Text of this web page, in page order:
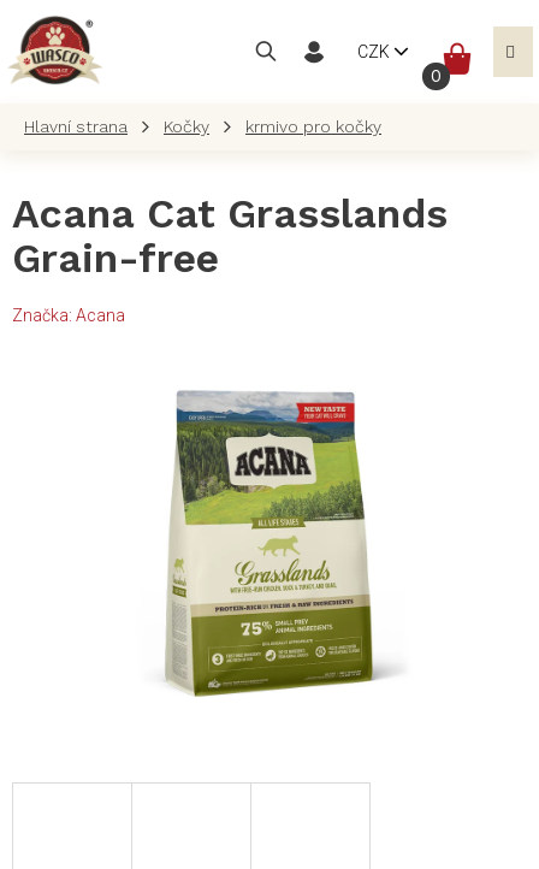
obsah
CZK
Kočky krmivo pro kočky
Acana Cat Grasslands
Grain-free
Značka: Acana